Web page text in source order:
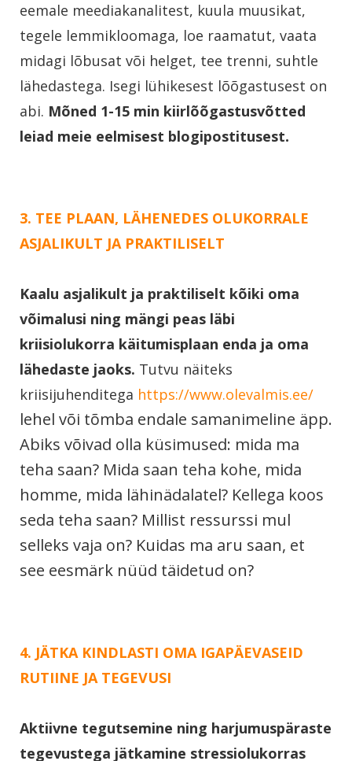
eemale meediakanalitest, kuula muusikat,
tegele lemmikloomaga, loe raamatut, vaata
midagi lõbusat või helget, tee trenni, suhtle
lähedastega. Isegi lühikesest lõõgastusest on
abi. Mõned 1-15 min kiirlõõgastusvõtted
leiad meie eelmisest blogipostitusest.
3. TEE PLAAN, LÄHENEDES OLUKORRALE
ASJALIKULT JA PRAKTILISELT
Kaalu asjalikult ja praktiliselt kõiki oma
võimalusi ning mängi peas läbi
kriisiolukorra käitumisplaan enda ja oma
lähedaste jaoks. Tutvu näiteks
kriisijuhenditega https://www.olevalmis.ee/
lehel või tõmba endale samanimeline äpp.
Abiks võivad olla küsimused: mida ma
teha saan? Mida saan teha kohe, mida
homme, mida lähinädalatel? Kellega koos
seda teha saan? Millist ressurssi mul
selleks vaja on? Kuidas ma aru saan, et
see eesmärk nüüd täidetud on?
4. JÄTKA KINDLASTI OMA IGAPÄEVASEID
RUTIINE JA TEGEVUSI
Aktiivne tegutsemine ning harjumuspäraste
tegevustega jätkamine stressiolukorras